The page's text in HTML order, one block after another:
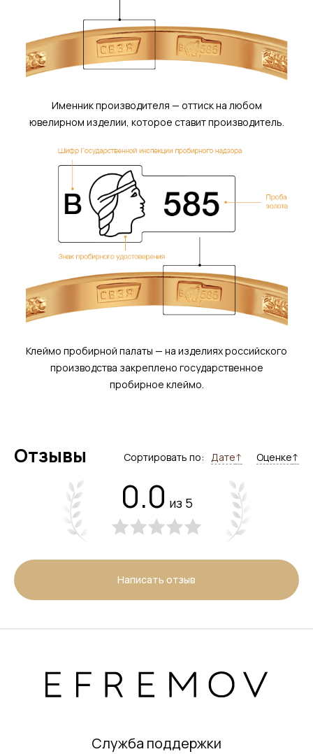
Именник производителя — оттиск на любом
ювелирном изделии, которое ставит производитель.
Клеймо пробирной палаты — на изделиях российского
производства закреплено государственное
пробирное клеймо.
Отзывы Сортировать по: Дате↑ Оценке↑
0.0 из 5
Написать отзыв
Служба поддержки